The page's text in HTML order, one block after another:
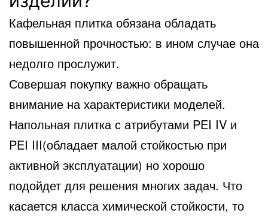
Кафельная плитка обязана обладать
повышенной прочностью: в ином случае она
недолго прослужит.
Совершая покупку важно обращать
внимание на характеристики моделей.
Напольная плитка с атрибутами PEI IV и
PEI III(обладает малой стойкостью при
активной эксплуатации) но хорошо
подойдет для решения многих задач. Что
касается класса химической стойкости, то